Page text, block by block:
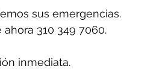
sus emergencias.
ahora 310 349 7060.
inmediata.